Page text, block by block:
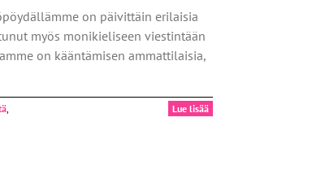
on päivittäin erilaisia
myös monikieliseen viestintään
on kääntämisen ammattilaisia,
,
Lue lisää